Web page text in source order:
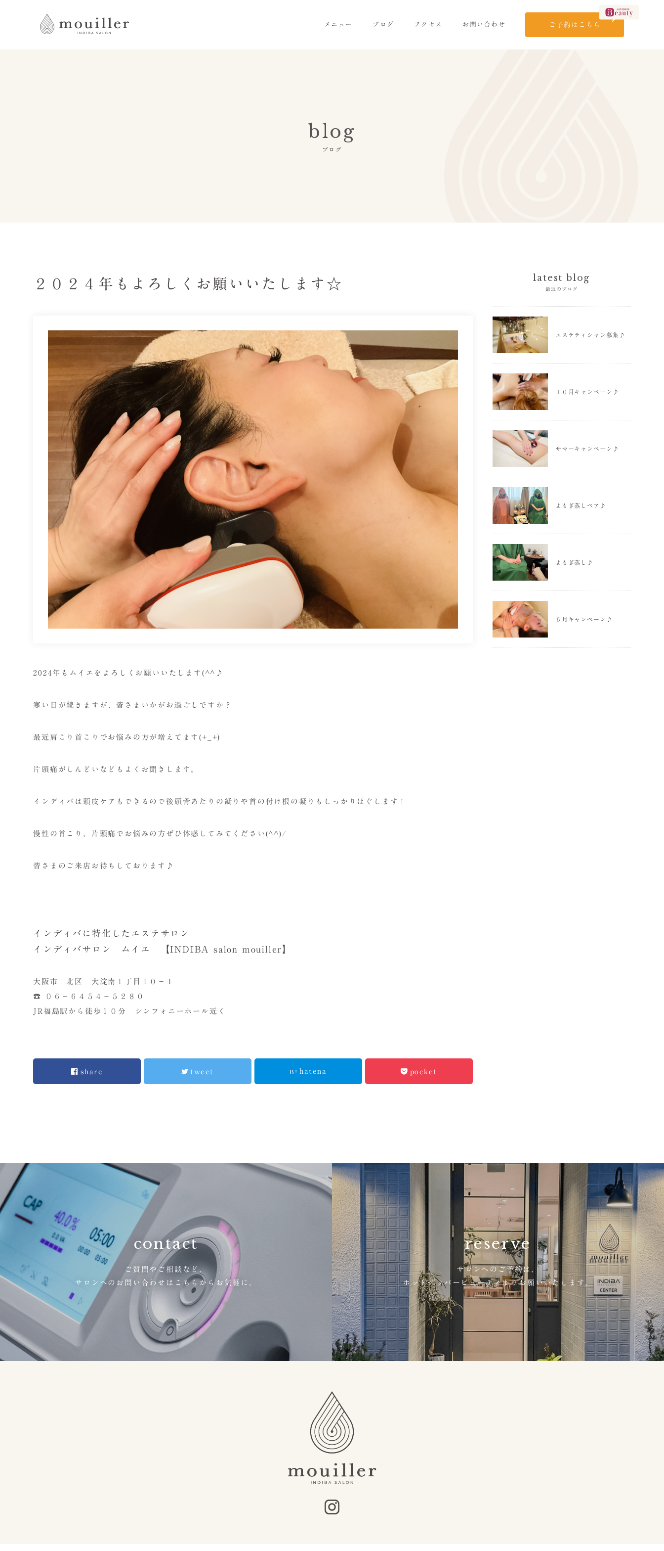
メニュー ブログ アクセス お問い合わせ ご予約はこちら
blog
ブログ
２０２４年もよろしくお願いいたします☆
2024年もムイエをよろしくお願いいたします(^^♪
寒い日が続きますが、皆さまいかがお過ごしですか？
最近肩こり首こりでお悩みの方が増えてます(+_+)
片頭痛がしんどいなどもよくお聞きします。
インディバは頭皮ケアもできるので後頭骨あたりの凝りや首の付け根の凝りもしっかりほぐします！
慢性の首こり、片頭痛でお悩みの方ぜひ体感してみてください(^^)/
皆さまのご来店お待ちしております♪
インディバに特化したエステサロン
インディバサロン ムイエ 【INDIBA salon mouiller】
大阪市 北区 大淀南１丁目１０－１
☎ ０６－６４５４－５２８０
JR福島駅から徒歩１０分 シンフォニーホール近く
share tweet hatena pocket
latest blog
最近のブログ
エステティシャン募集♪
１０月キャンペーン♪
サマーキャンペーン♪
よもぎ蒸しペア♪
よもぎ蒸し♪
６月キャンペーン♪
contact
ご質問やご相談など、
サロンへのお問い合わせはこちらからお気軽に。
reserve
サロンへのご予約は、
ホットペッパー ビューティよりお願いいたします。